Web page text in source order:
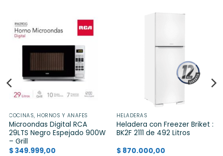
COCINAS, HORNOS Y ANAFES
Microondas Digital RCA
29LTS Negro Espejado 900W
– Grill
$349.999,00
HELADERAS
Heladera con Freezer Briket :
BK2F 2111 de 492 Litros
$870.000,00